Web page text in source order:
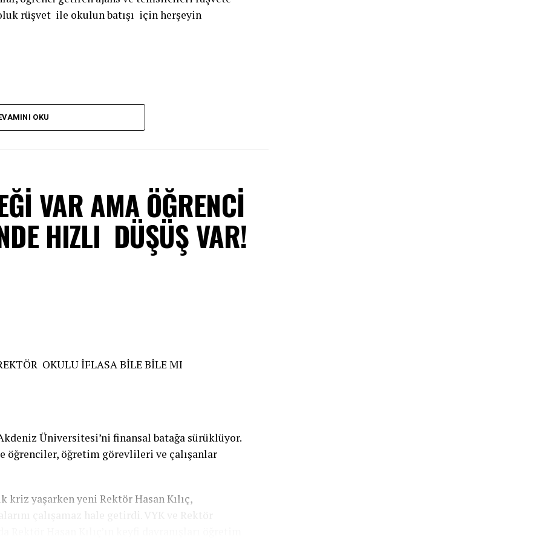
rüşvet ile okulun batışı için herşeyin
tıkıyor. İhbarlar sümenaltı ediliyor.
OKU
VAR AMA ÖĞRENCİ
HIZLI DÜŞÜŞ VAR!
OKULU İFLASA BİLE BİLE MI
Üniversitesi’ni finansal batağa sürüklüyor.
öğrenciler, öğretim görevlileri ve çalışanlar
yaşarken yeni Rektör Hasan Kılıç,
çalışamaz hale getirdi. VYK ve Rektör